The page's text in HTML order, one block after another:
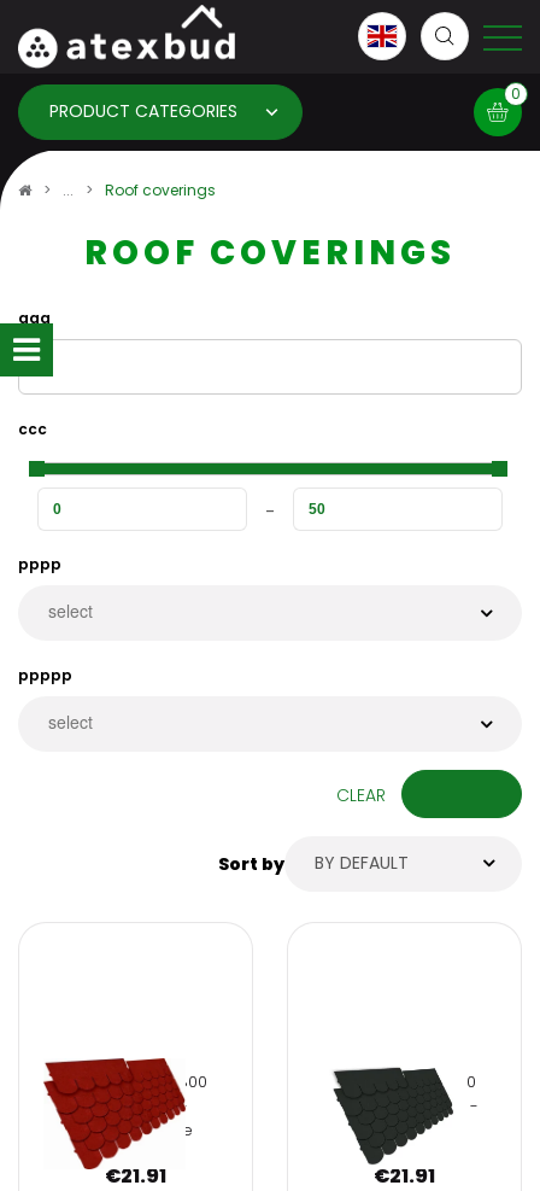
PRODUCT CATEGORIES
0
info:
Roof coverings
ROOF COVERINGS
aaa
ccc
pppp
ppppp
CLEAR
Sort by BY DEFAULT
IZOHAN GONT 800
CARPET RED -
3m2/package
€21.91
IZOHAN GONT 800
GRAPHITE CARPET -
3m2/package
€21.91